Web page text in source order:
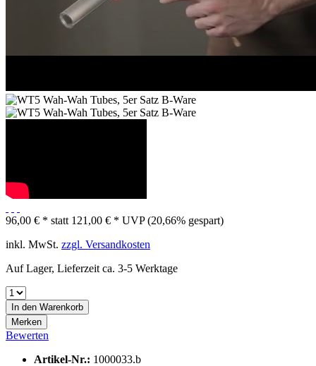
96,00 € * statt 121,00 € * UVP(20,66% gespart)
inkl. MwSt. zzgl. Versandkosten
Auf Lager, Lieferzeit ca. 3-5 Werktage
In den Warenkorb
Merken
Bewerten
Artikel-Nr.: 1000033.b